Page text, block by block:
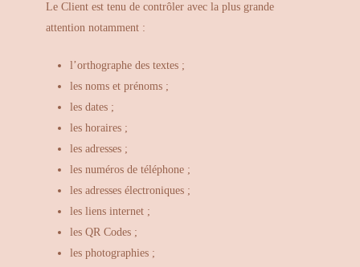
Le Client est tenu de contrôler avec la plus grande
attention notamment :
l’orthographe des textes ;
les noms et prénoms ;
les dates ;
les horaires ;
les adresses ;
les numéros de téléphone ;
les adresses électroniques ;
les liens internet ;
les QR Codes ;
les photographies ;